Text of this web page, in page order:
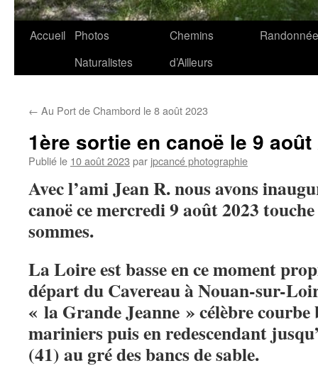
Accueil
Photos
Naturalistes
Chemins
d’Ailleurs
← Au Port de Chambord le 8 août 2023
1ère sortie en canoë le 9 août
Publié le 10 août 2023 par jpcancé photographie
Avec l’ami Jean R. nous avons
canoë ce mercredi 9 août 2023
sommes.
La Loire est basse en ce moment
départ du Cavereau à Nouan-sur-
« la Grande Jeanne » célèbre courbe
mariniers puis en redescendant
(41) au gré des bancs de sable.